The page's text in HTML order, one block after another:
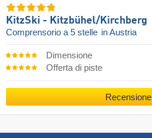
KitzSki - Kitzbühel/​Kirchberg
Comprensorio a 5 stelle in Austria
Dimensione
Offerta di piste
Recensione